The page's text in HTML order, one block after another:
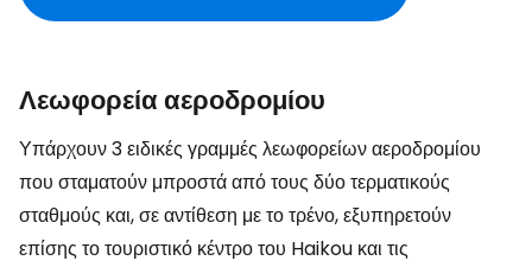
Λεωφορεία αεροδρομίου
Υπάρχουν 3 ειδικές γραμμές λεωφορείων αεροδρομίου
που σταματούν μπροστά από τους δύο τερματικούς
σταθμούς και, σε αντίθεση με το τρένο, εξυπηρετούν
επίσης το τουριστικό κέντρο του Haikou και τις